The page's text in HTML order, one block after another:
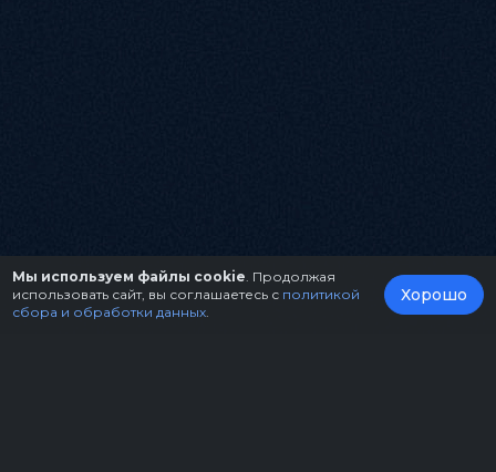
Мы используем файлы cookie . Продолжая
использовать сайт, вы соглашаетесь с политикой
сбора и обработки данных
Хорошо